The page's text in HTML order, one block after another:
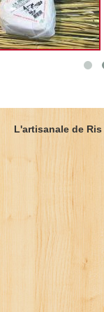
L'artisanale de Ris